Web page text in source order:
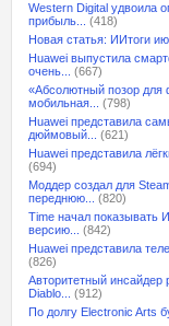
Western Digital удвоила
прибыль...
(418)
Новая статья: ИИтоги
Huawei выпустила
очень...
(667)
«Абсолютный позор для
мобильная...
(798)
Huawei представила
дюймовый...
(621)
Huawei представила
(694)
Моддер создал для
переднюю...
(820)
Time начал показывать
версию...
(842)
Huawei представила
(826)
Авторитетный инсайдер
Diablo...
(912)
По долгу Electronic Arts